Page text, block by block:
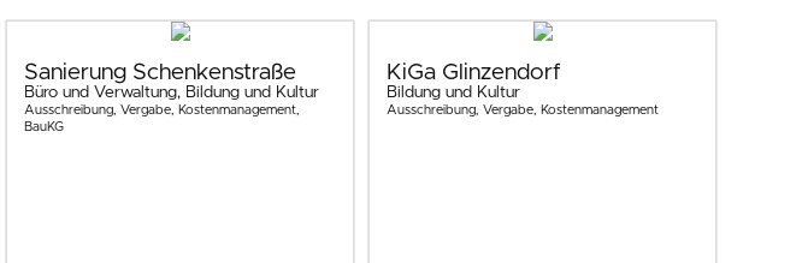
Sanierung Schenkenstraße
Büro und Verwaltung, Bildung und Kultur
Ausschreibung, Vergabe, Kostenmanagement,
BauKG
KiGa Glinzendorf
Bildung und Kultur
Ausschreibung, Vergabe, Kostenmanagement